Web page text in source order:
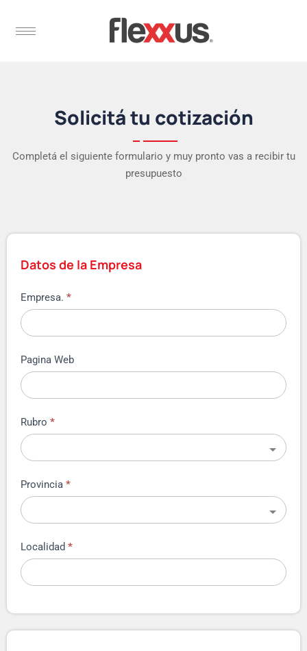
Solicitá tu cotización
Completá el siguiente formulario y muy pronto vas a recibir tu
presupuesto
Datos de la Empresa
Empresa. *
Pagina Web
Rubro *
Provincia *
Localidad *